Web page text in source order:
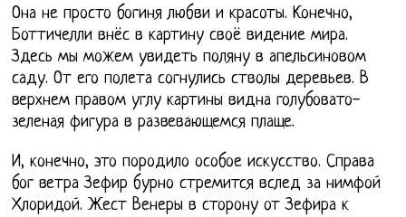
Она не просто богиня любви и красоты. Конечно,
Боттичелли внёс в картину своё видение мира.
Здесь мы можем увидеть поляну в апельсиновом
саду. От его полета согнулись стволы деревьев. В
верхнем правом углу картины видна голубовато-
зеленая фигура в развевающемся плаще.
И, конечно, это породило особое искусство. Справа
бог ветра Зефир бурно стремится вслед за нимфой
Хлоридой. Жест Венеры в сторону от Зефира к